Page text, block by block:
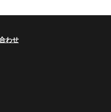
わせ